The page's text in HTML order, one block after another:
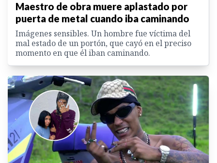
Maestro de obra muere aplastado por
puerta de metal cuando iba caminando
Imágenes sensibles. Un hombre fue víctima del
mal estado de un portón, que cayó en el preciso
momento en que él iban caminando.